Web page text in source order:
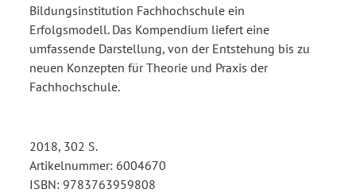
Bildungsinstitution Fachhochschule ein
Erfolgsmodell. Das Kompendium liefert eine
umfassende Darstellung, von der Entstehung bis zu
neuen Konzepten für Theorie und Praxis der
Fachhochschule.
2018, 302 S.
Artikelnummer: 6004670
ISBN: 9783763959808